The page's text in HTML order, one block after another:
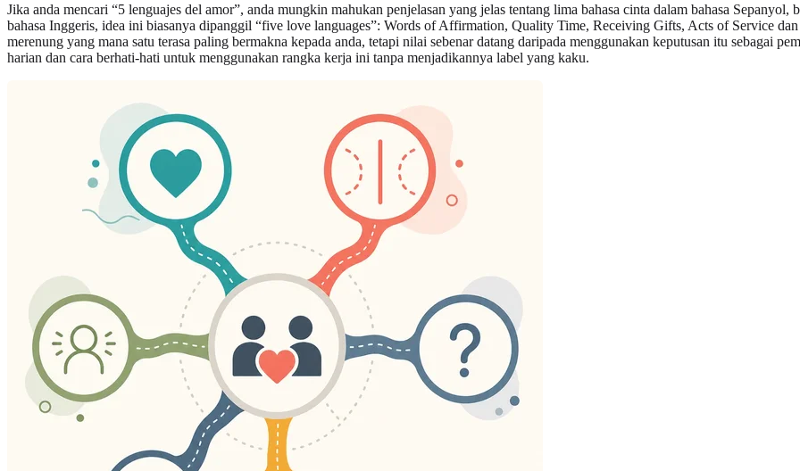
Jika anda mencari “5 lenguajes del amor”, anda mungkin mahukan penjelasan yang jelas tentang lima bahasa cinta dalam bahasa
bahasa Inggeris, idea ini biasanya dipanggil “five love languages”: Words of Affirmation, Quality Time, Receiving Gifts, Acts of Service
merenung yang mana satu terasa paling bermakna kepada anda, tetapi nilai sebenar datang daripada menggunakan keputusan itu sebagai
harian dan cara berhati-hati untuk menggunakan rangka kerja ini tanpa menjadikannya label yang kaku.